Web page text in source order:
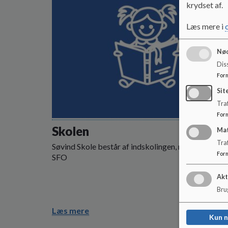
Skolen
Søvind Skole består af indskolingen, mellemtrin &
SFO
Læs mere
krydset af.
Læs mere i
Kun